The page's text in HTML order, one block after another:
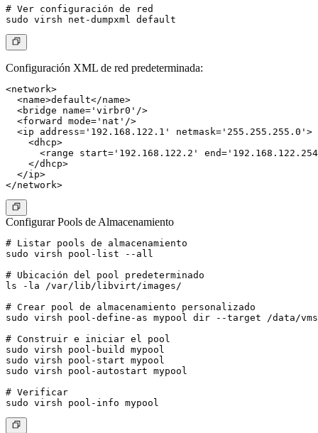
# Ver configuración de red
Configuración XML de red predeterminada:
<network>
  <name>default</name>
  <bridge name='virbr0'/>
  <forward mode='nat'/>
  <ip address='192.168.122.1' netmask='255.255.255.0'>
    <dhcp>
<range start='192.168.122.2'
    </dhcp>
  </ip>
Configurar Pools de Almacenamiento
# Listar pools de almacenamiento
sudo virsh pool-list --all
# Ubicación del pool predeterminado
ls -la /var/lib/libvirt/images/
# Crear pool de almacenamiento personalizado
sudo virsh pool-define-as mypool dir --target /data/vms
# Construir e iniciar el pool
sudo virsh pool-build mypool
sudo virsh pool-start mypool
sudo virsh pool-autostart mypool
# Verificar